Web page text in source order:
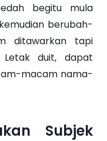
begitu mula
berubah-
ditawarkan tapi
Letak duit, dapat
macam nama-
Subjek